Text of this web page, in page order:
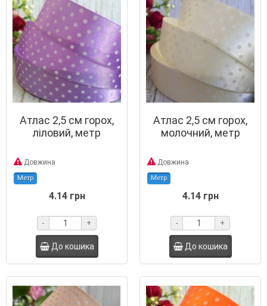
Атлас 2,5 см горох,
ліловий, метр
Довжина
Метр
4.14 грн
- +
До кошика
Атлас 2,5 см горох,
молочний, метр
Довжина
Метр
4.14 грн
- +
До кошика